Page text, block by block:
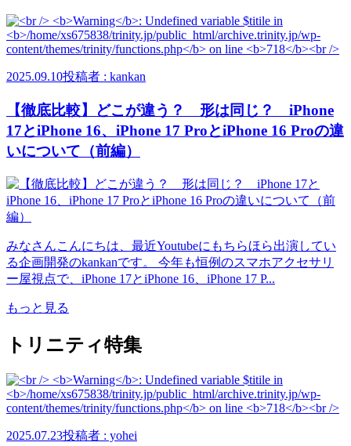
2025.09.10投稿者 : kankan
【徹底比較】どこが違う？ 形は同じ？ iPhone
17とiPhone 16、iPhone 17 ProとiPhone 16 Proの違
いについて（前編）
みなさんこんにちは、最近Youtubeにもちらほら出演してい
る企画開発のkankanです。 今年も恒例のスマホアクセサリ
ー屋視点で、iPhone 17とiPhone 16、iPhone 17 P...
もっと見る
トリニティ特集
2025.07.23投稿者 : yohei